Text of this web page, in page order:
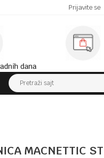
SIGURNAPrijavite se
dana
Pretraži sajt
MACNETTIC